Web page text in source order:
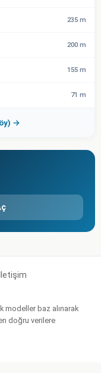
235 m
200 m
155 m
71 m
→
İletişim
modeller baz alınarak
doğru verilere